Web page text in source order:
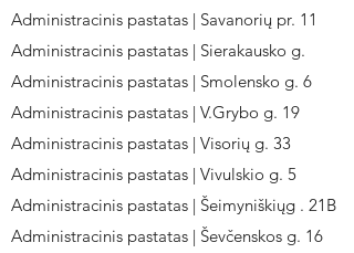
Administracinis pastatas | Savanorių pr. 11
Administracinis pastatas | Sierakausko g.
Administracinis pastatas | Smolensko g. 6
Administracinis pastatas | V.Grybo g. 19
Administracinis pastatas | Visorių g. 33
Administracinis pastatas | Vivulskio g. 5
Administracinis pastatas | Šeimyniškiųg . 21B
Administracinis pastatas | Ševčenskos g. 16